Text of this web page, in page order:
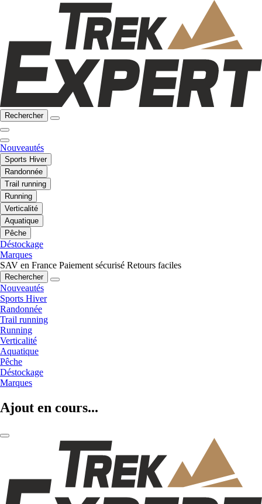
Rechercher
Nouveautés
Sports Hiver
Randonnée
Trail running
Running
Verticalité
Aquatique
Pêche
Déstockage
Marques
SAV en France Paiement sécurisé Retours faciles
Rechercher
Nouveautés
Sports Hiver
Randonnée
Trail running
Running
Verticalité
Aquatique
Pêche
Déstockage
Marques
Ajout en cours...